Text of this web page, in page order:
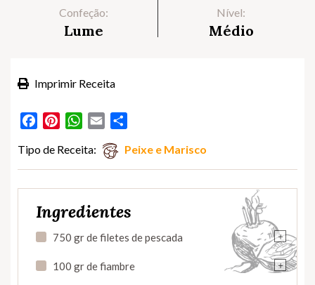
Confeção:
Lume
Nível:
Médio
Imprimir Receita
FacebookPinterestWhatsApp
Email
Tipo de Receita: Peixe e Marisco
Ingredientes
+
750 gr de filetes de pescada
+
100 gr de fiambre